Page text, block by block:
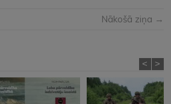
Nākošā ziņa →
< >